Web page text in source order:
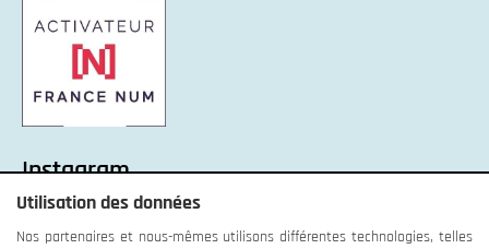
Instagram
Utilisation des données
Nos partenaires et nous-mêmes utilisons différentes technologies, telles